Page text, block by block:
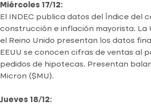
Miércoles 17/12:
El INDEC publica datos del Índice del
construcción e inflación mayorista. La
el Reino Unido presentan los datos
EEUU se conocen cifras de ventas al
pedidos de hipotecas. Presentan
Micron ($MU).
Jueves 18/12: